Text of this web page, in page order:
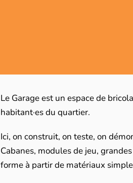
Le Garage est un espace de
habitant·es du quartier.
Ici, on construit, on teste, on
Cabanes, modules de jeu,
forme à partir de matériaux